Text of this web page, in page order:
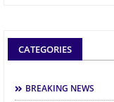
CATEGORIES
BREAKING NEWS